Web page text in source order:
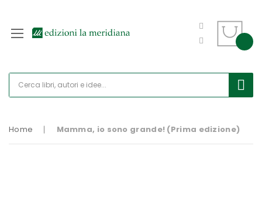
Home Mamma, io sono grande! (Prima edizione)